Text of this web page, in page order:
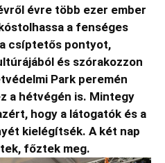
évre több ezer ember
a fenséges
csíptetős pontyot,
és szórakozzon
Park peremén
a hétvégén is. Mintegy
hogy a látogatók és a
kielégítsék. A két nap
főztek meg.